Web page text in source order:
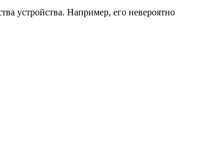
устройства. Например, его невероятно